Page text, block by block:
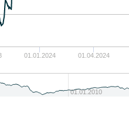
01.01.2024 01.04.2024
01.01.2010